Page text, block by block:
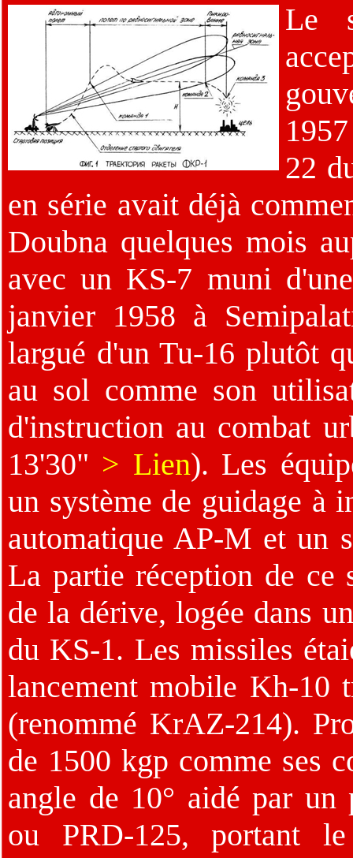
Le
22
en série avait déjà
Doubna quelques mois
avec un KS-7 muni
janvier 1958 à
largué d'un Tu-16 plutôt
au sol comme son
d'instruction au combat
13'30" > Lien). Les
un système de guidage à
automatique AP-M et un
La partie réception de ce
de la dérive, logée dans
du KS-1. Les missiles
lancement mobile Kh-10
(renommé KrAZ-214).
de 1500 kgp comme ses
angle de 10° aidé par un
ou PRD-125, portant